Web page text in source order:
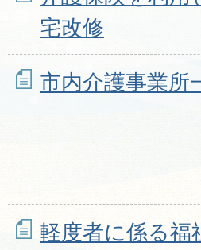
宅改修
市内介護事業所
軽度者に係る福